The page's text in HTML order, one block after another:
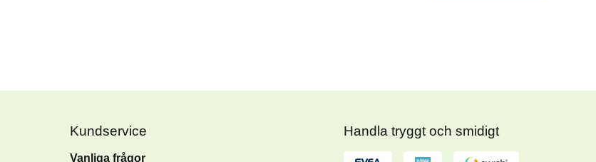
Kundservice
Vanliga frågor
Handla tryggt och smidigt